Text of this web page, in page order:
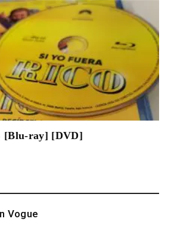
[Blu-ray] [DVD]
Vogue